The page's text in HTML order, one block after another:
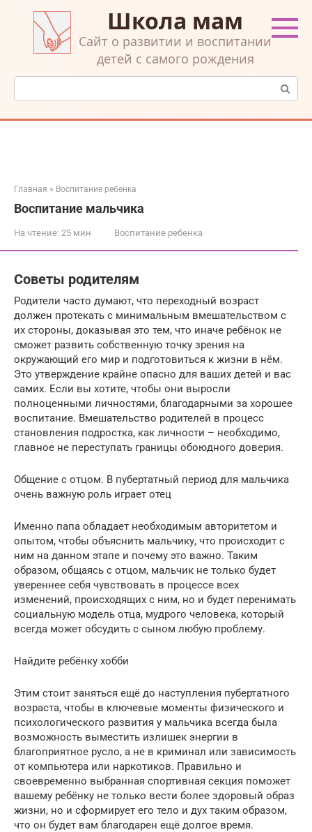
контенту
Школа мам
Cайт о развитии и воспитании
детей с самого рождения
Поиск:
Главная » Воспитание ребенка
Воспитание мальчика
На чтение: 25 мин Воспитание ребенка
Советы родителям
Родители часто думают, что переходный возраст
должен протекать с минимальным вмешательством с
их стороны, доказывая это тем, что иначе ребёнок не
сможет развить собственную точку зрения на
окружающий его мир и подготовиться к жизни в нём.
Это утверждение крайне опасно для ваших детей и вас
самих. Если вы хотите, чтобы они выросли
полноценными личностями, благодарными за хорошее
воспитание. Вмешательство родителей в процесс
становления подростка, как личности – необходимо,
главное не переступать границы обоюдного доверия.
Общение с отцом. В пубертатный период для мальчика
очень важную роль играет отец
Именно папа обладает необходимым авторитетом и
опытом, чтобы объяснить мальчику, что происходит с
ним на данном этапе и почему это важно. Таким
образом, общаясь с отцом, мальчик не только будет
увереннее себя чувствовать в процессе всех
изменений, происходящих с ним, но и будет перенимать
социальную модель отца, мудрого человека, который
всегда может обсудить с сыном любую проблему.
Найдите ребёнку хобби
Этим стоит заняться ещё до наступления пубертатного
возраста, чтобы в ключевые моменты физического и
психологического развития у мальчика всегда была
возможность выместить излишек энергии в
благоприятное русло, а не в криминал или зависимость
от компьютера или наркотиков. Правильно и
своевременно выбранная спортивная секция поможет
вашему ребёнку не только вести более здоровый образ
жизни, но и сформирует его тело и дух таким образом,
что он будет вам благодарен ещё долгое время.